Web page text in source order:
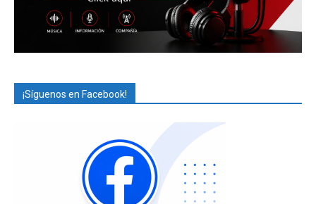
¡Síguenos en Facebook!